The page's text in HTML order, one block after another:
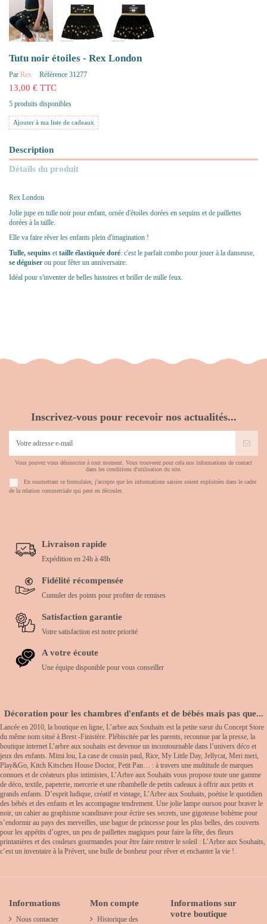
Tutu noir étoiles - Rex London
Par Rex Référence 31277
13,00 € TTC
5 produits disponibles
Ajouter à ma liste de cadeaux
Description
Détails du produit
Rex London
Jolie jupe en tulle noir pour enfant, ornée d'étoiles dorées en sequins et de paillettes
dorées à la taille.
Elle va faire rêver les enfants plein d'imagination !
Tulle, sequins et taille élastiquée doré: c'est le parfait combo pour jouer à la danseuse,
se déguiser ou pour fêter un anniversaire.
Idéal pour s'inventer de belles histoires et briller de mille feux.
Inscrivez-vous pour recevoir nos actualités...
Vous pouvez vous désinscrire à tout moment. Vous trouverez pour cela nos informations de contact
dans les conditions d'utilisation du site.
En soumettant ce formulaire, j'accepte que les informations saisies soient exploitées dans le cadre
de la relation commerciale qui peut en découler.
Livraison rapide
Expédition en 24h à 48h
Fidélité récompensée
Cumuler des points pour profiter de remises
Satisfaction garantie
Votre satisfaction est notre priorité
A votre écoute
Une équipe disponible pour vous conseiller
Décoration pour les chambres d'enfants et de bébés mais pas que...
Lancée en 2010, la boutique en ligne, L’arbre aux Souhaits est la petite sœur du Concept Store
du même nom situé à Brest -Finistère. Plébiscitée par les parents, reconnue par la presse, la
boutique internet L’arbre aux souhaits est devenue un incontournable dans l’univers déco et
jeux des enfants. Mimi lou, La case de cousin paul, Rice, My Little Day, Jellycat, Meri meri,
Play&Go, Kitch Kitschen House Doctor, Petit Pan… : à travers une multitude de marques
connues et de créateurs plus intimistes, L’Arbre aux Souhaits vous propose toute une gamme
de déco, textile, papeterie, mercerie et une ribambelle de petits cadeaux à offrir aux petits et
grands enfants. D’esprit ludique, créatif et vintage, L’Arbre aux Souhaits, poétise le quotidien
des bébés et des enfants et les accompagne tendrement. Une jolie lampe ourson pour braver le
noir, un cahier au graphisme scandinave pour écrire ses secrets, une gigoteuse bohème pour
s’endormir au pays des merveilles, une bague de princesse pour les plus belles, des couverts
pour les appétits d’ogres, un peu de paillettes magiques pour faire la fête, des fleurs
printanières et des couleurs gourmandes pour être faire rentrer le soleil : L’Arbre aux Souhaits,
c’est un inventaire à la Prévert, une bulle de bonheur pour rêver et enchanter la vie !.
Informations
Nous contacter
Mon compte
Historique des
Informations sur
votre boutique